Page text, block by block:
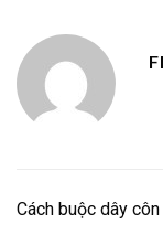
Cách buộc dây